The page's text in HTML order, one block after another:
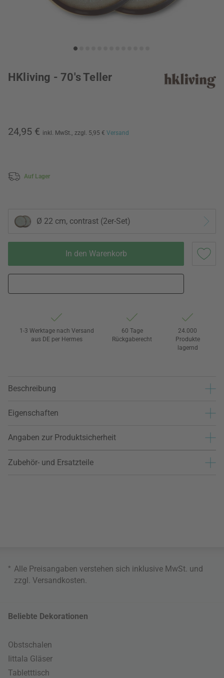
HKliving - 70's Teller
24,95 € inkl. MwSt., zzgl. 5,95 € Versand
Auf Lager
Ø 22 cm, contrast (2er-Set)
In den Warenkorb
1-3 Werktage nach Versand
aus DE per Hermes
60 Tage
Rückgaberecht
24.000
Produkte
lagernd
Beschreibung
Eigenschaften
Angaben zur Produktsicherheit
Zubehör- und Ersatzteile
* Alle Preisangaben verstehen sich inklusive MwSt. und
zzgl. Versandkosten
Beliebte Dekorationen
Obstschalen
Iittala Gläser
Tabletttisch